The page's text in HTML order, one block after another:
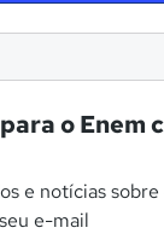
o Enem
e notícias sobre
e-mail